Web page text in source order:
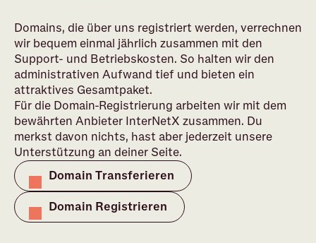
Domains, die über uns registriert werden, verrechnen
wir bequem einmal jährlich zusammen mit den
Support- und Betriebskosten. So halten wir den
administrativen Aufwand tief und bieten ein
attraktives Gesamtpaket.
Für die Domain-Registrierung arbeiten wir mit dem
bewährten Anbieter InterNetX zusammen. Du
merkst davon nichts, hast aber jederzeit unsere
Unterstützung an deiner Seite.
Domain Transferieren
Domain Registrieren